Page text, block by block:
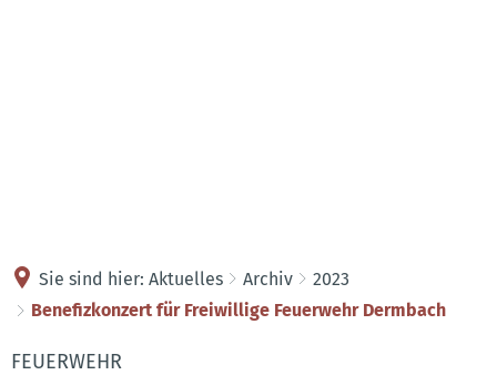
Sie sind hier: Aktuelles Archiv
2023
Benefizkonzert für Freiwillige Feuerwehr Dermbach
FEUERWEHR